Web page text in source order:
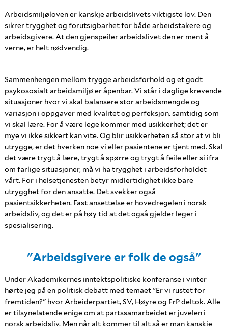
Arbeidsmiljøloven er kanskje arbeidslivets viktigste lov. Den
sikrer trygghet og forutsigbarhet for både arbeidstakere og
arbeidsgivere. At den gjenspeiler arbeidslivet den er ment å
verne, er helt nødvendig.
Sammenhengen mellom trygge arbeidsforhold og et godt
psykososialt arbeidsmiljø er åpenbar. Vi står i daglige krevende
situasjoner hvor vi skal balansere stor arbeidsmengde og
variasjon i oppgaver med kvalitet og perfeksjon, samtidig som
vi skal lære. For å være lege kommer med usikkerhet; det er
mye vi ikke sikkert kan vite. Og blir usikkerheten så stor at vi bli
utrygge, er det hverken noe vi eller pasientene er tjent med. Skal
det være trygt å lære, trygt å spørre og trygt å feile eller si ifra
om farlige situasjoner, må vi ha trygghet i arbeidsforholdet
vårt. For i helsetjenesten betyr midlertidighet ikke bare
utrygghet for den ansatte. Det svekker også
pasientsikkerheten. Fast ansettelse er hovedregelen i norsk
arbeidsliv, og det er på høy tid at det også gjelder leger i
spesialisering.
"Arbeidsgivere er folk de også"
Under Akademikernes inntektspolitiske konferanse i vinter
hørte jeg på en politisk debatt med temaet "Er vi rustet for
fremtiden?" hvor Arbeiderpartiet, SV, Høyre og FrP deltok. Alle
er tilsynelatende enige om at partssamarbeidet er juvelen i
norsk arbeidsliv. Men når alt kommer til alt så er man kanskje